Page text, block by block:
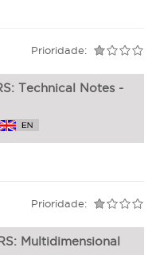
Prioridade:
Technical Notes -
Prioridade:
Multidimensional